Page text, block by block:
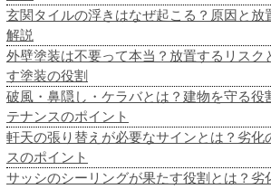
玄関タイルの浮きはなぜ起こる？原因と放
解説
外壁塗装は不要って本当？放置するリスク
す塗装の役割
破風・鼻隠し・ケラバとは？建物を守る役
テナンスのポイント
軒天の張り替えが必要なサインとは？劣化
スのポイント
サッシのシーリングが果たす役割とは？劣